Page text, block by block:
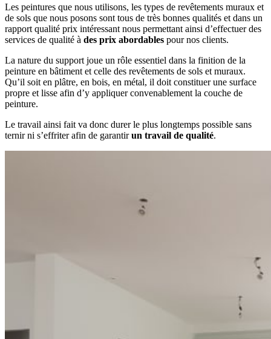
Les peintures que nous utilisons, les types de revêtements muraux et
de sols que nous posons sont tous de très bonnes qualités et dans un
rapport qualité prix intéressant nous permettant ainsi d’effectuer des
services de qualité à des prix abordables pour nos clients.
La nature du support joue un rôle essentiel dans la finition de la
peinture en bâtiment et celle des revêtements de sols et muraux.
Qu’il soit en plâtre, en bois, en métal, il doit constituer une surface
propre et lisse afin d’y appliquer convenablement la couche de
peinture.
Le travail ainsi fait va donc durer le plus longtemps possible sans
ternir ni s’effriter afin de garantirun travail de qualité.